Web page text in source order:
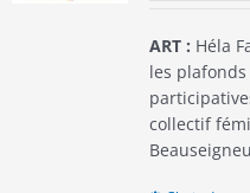
ART : Héla
les plafonds
collectif